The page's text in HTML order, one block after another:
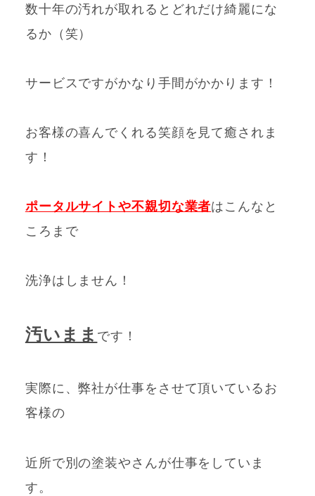
数十年の汚れが取れるとどれだけ綺麗にな
るか（笑）
サービスですがかなり手間がかかります！
お客様の喜んでくれる笑顔を見て癒されま
す！
ポータルサイトや不親切な業者はこんなと
ころまで
洗浄はしません！
汚いまま です！
実際に、弊社が仕事をさせて頂いているお
客様の
近所で別の塗装やさんが仕事をしてい ま
す。